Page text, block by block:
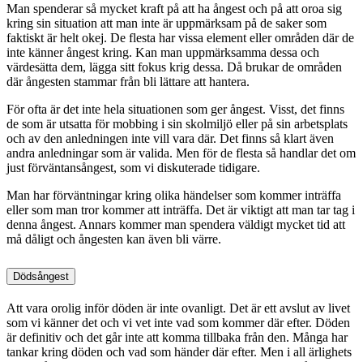
Man spenderar så mycket kraft på att ha ångest och på att oroa sig
kring sin situation att man inte är uppmärksam på de saker som
faktiskt är helt okej. De flesta har vissa element eller områden där de
inte känner ångest kring. Kan man uppmärksamma dessa och
värdesätta dem, lägga sitt fokus krig dessa. Då brukar de områden
där ångesten stammar från bli lättare att hantera.
För ofta är det inte hela situationen som ger ångest. Visst, det finns
de som är utsatta för mobbing i sin skolmiljö eller på sin arbetsplats
och av den anledningen inte vill vara där. Det finns så klart även
andra anledningar som är valida. Men för de flesta så handlar det om
just förväntansångest, som vi diskuterade tidigare.
Man har förväntningar kring olika händelser som kommer inträffa
eller som man tror kommer att inträffa. Det är viktigt att man tar tag i
denna ångest. Annars kommer man spendera väldigt mycket tid att
må dåligt och ångesten kan även bli värre.
Dödsångest
Att vara orolig inför döden är inte ovanligt. Det är ett avslut av livet
som vi känner det och vi vet inte vad som kommer där efter. Döden
är definitiv och det går inte att komma tillbaka från den. Många har
tankar kring döden och vad som händer där efter. Men i all ärlighets